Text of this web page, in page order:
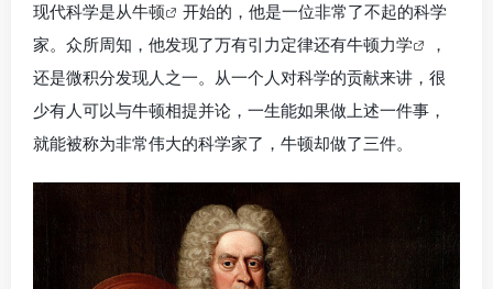
现代科学是从牛顿
开始的，他是一位非常了不起的科学
家。众所周知，他发现了万有引力定律还有牛顿力学
，
还是微积分发现人之一。从一个人对科学的贡献来讲，很
少有人可以与牛顿相提并论，一生能如果做上述一件事，
就能被称为非常伟大的科学家了，牛顿却做了三件。